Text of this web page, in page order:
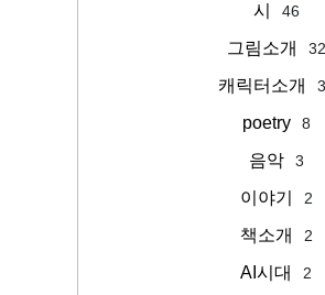
시 46
그림소개 32
캐릭터소개
poetry 8
음악 3
이야기 2
책소개 2
AI시대 2